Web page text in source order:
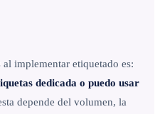
implementar etiquetado es:
dedicada o puedo usar
depende del volumen, la